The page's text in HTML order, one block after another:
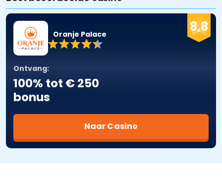
8,8
Oranje Palace
Ontvang:
100% tot € 250
bonus
Naar Casino